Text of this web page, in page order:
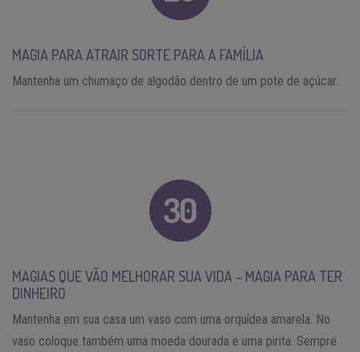
MAGIA PARA ATRAIR SORTE PARA A FAMÍLIA
Mantenha um chumaço de algodão dentro de um pote de açúcar.
MAGIAS QUE VÃO MELHORAR SUA VIDA – MAGIA PARA TER
DINHEIRO
Mantenha em sua casa um vaso com uma orquídea amarela. No
vaso coloque também uma moeda dourada e uma pirita. Sempre